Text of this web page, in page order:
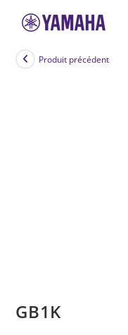
Produit précédent
GB1K